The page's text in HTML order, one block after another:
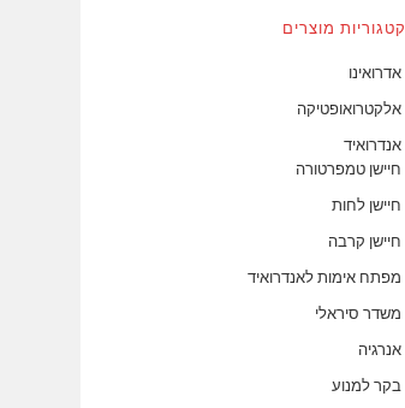
קטגוריות מוצרים
אדרואינו
אלקטרואופטיקה
אנדרואיד
חיישן טמפרטורה
חיישן לחות
חיישן קרבה
מפתח אימות לאנדרואיד
משדר סיראלי
אנרגיה
בקר למנוע